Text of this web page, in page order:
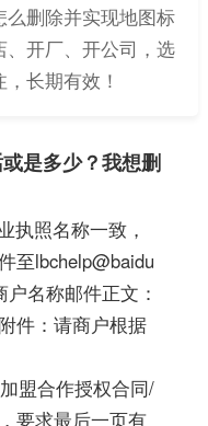
删除并实现地图标
开厂、开公司，选
长期有效！
是多少？我想删
执照名称一致，
至lbchelp@baidu
名称邮件正文：
件：请商户根据
盟合作授权合同/
要求最后一页有